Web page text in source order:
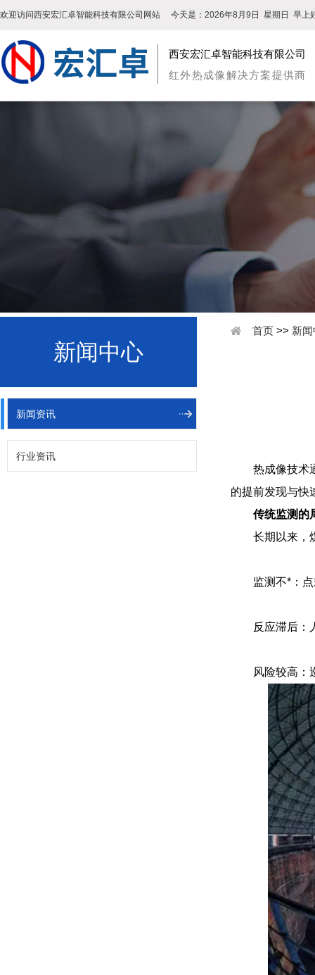
欢迎访问西安宏汇卓智能科技有限公司网站 今天是： 2026年8月9日 星期日 早上
西安宏汇卓智能科技有限公司
红外热成像解决方案提供商
新闻中心
新闻资讯
行业资讯
首页 >> 新
热成像技术
的提前发现与快
传统监测的
长期以来，
监测不*：
反应滞后：
风险较高：